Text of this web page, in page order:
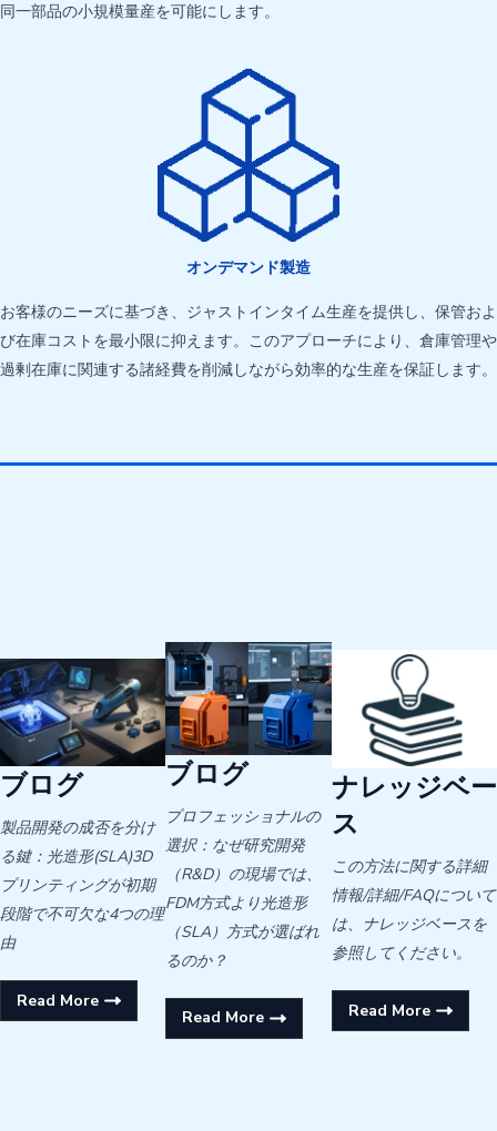
同一部品の小規模量産を可能にします。
オンデマンド製造
お客様のニーズに基づき、ジャストインタイム生産を提供し、保管およ
び在庫コストを最小限に抑えます。このアプローチにより、倉庫管理や
過剰在庫に関連する諸経費を削減しながら効率的な生産を保証します。
ブログ
製品開発の成否を分け
る鍵：光造形(SLA)3D
プリンティングが初期
段階で不可欠な4つの理
由
Read More
ブログ
プロフェッショナルの
選択：なぜ研究開発
（R&D）の現場では、
FDM方式より光造形
（SLA）方式が選ばれ
るのか？
Read More
ナレッジベー
ス
この方法に関する詳細
情報/詳細/FAQについて
は、ナレッジベースを
参照してください。
Read More